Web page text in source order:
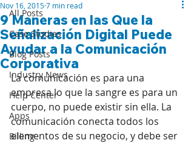
All Posts
Case Studies
Blog Posts
Industry News
Help Center
Apps
Billing
9 Maneras en las Que la
Señalización Digital Puede
Ayudar a la Comunicación
Corporativa
Nov 16, 20157 min read
La comunicación es para una
empresa lo que la sangre es para un
cuerpo, no puede existir sin ella. La
comunicación conecta todos los
elementos de su negocio, y debe ser